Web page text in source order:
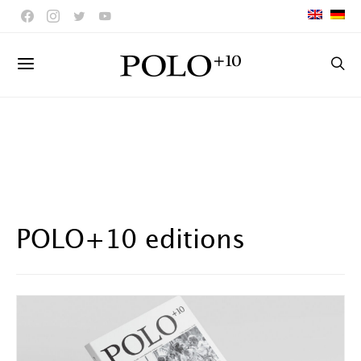
POLO+10 editions